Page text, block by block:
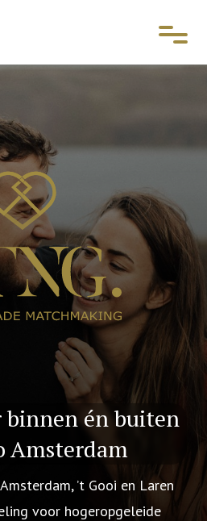
én buiten
Amsterdam
’t Gooi en Laren
voor hogeropgeleide